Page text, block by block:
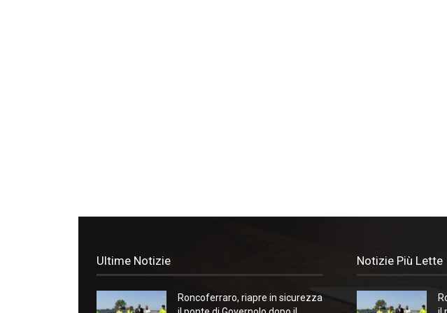
Ultime Notizie
Roncoferraro, riapre in sicurezza
Notizie Più Lette